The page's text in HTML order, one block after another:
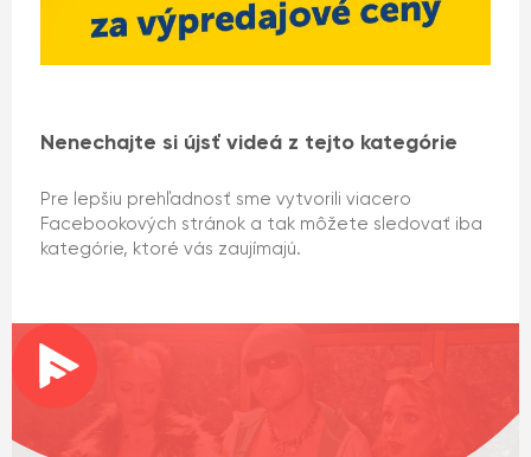
Nenechajte si újsť videá z tejto kategórie
Pre lepšiu prehľadnosť sme vytvorili viacero
Facebookových stránok a tak môžete sledovať iba
kategórie, ktoré vás zaujímajú.